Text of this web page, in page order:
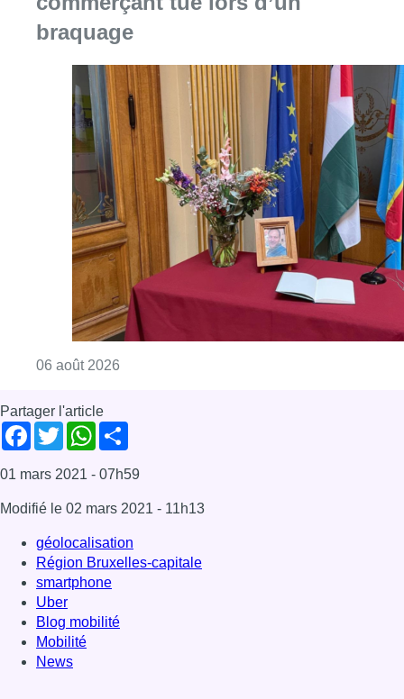
braquage
06 août 2026
Partager l'article
Facebook
TwitterWhatsApp
01 mars 2021 - 07h59
Modifié le 02 mars 2021 - 11h13
géolocalisation
Région Bruxelles-capitale
smartphone
Uber
Blog mobilité
Mobilité
News